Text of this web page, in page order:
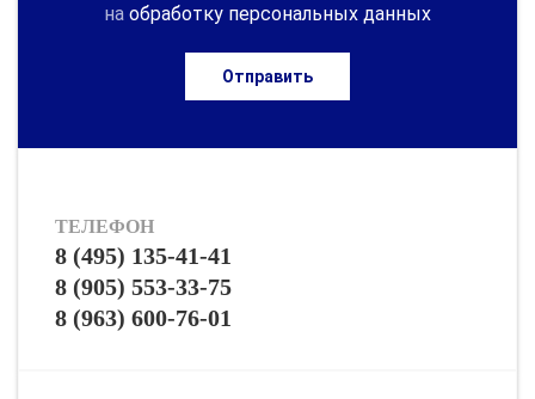
на обработку персональных данных
Отправить
ТЕЛЕФОН
8 (495) 135-41-41
8 (905) 553-33-75
8 (963) 600-76-01